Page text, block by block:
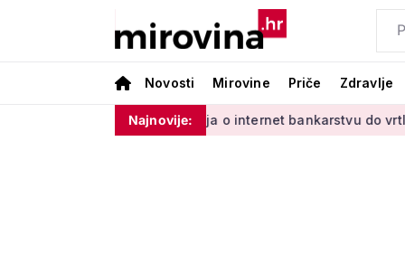
Novosti Mirovine Priče Zdravlje
Najnovije:
Od učenja o internet bankarstvu do vrtlarenja i